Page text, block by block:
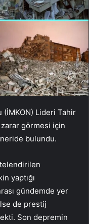
Lideri Tahir
zarar görmesi için
bulundu.
yaptığı
gündemde yer
de prestij
Son depremin